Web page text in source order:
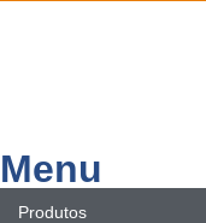
Menu
Produtos